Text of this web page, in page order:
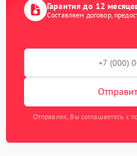
Гарантия до 12
Составляем договор,
Отправляя, Вы соглашаетесь с